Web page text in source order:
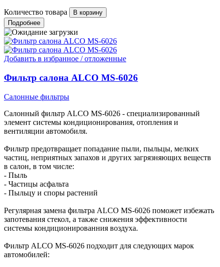
Количество товара
Подробнее
Добавить в избранное / отложенные
Фильтр салона ALCO MS-6026
Салонные фильтры
Салонный фильтр ALCO MS-6026 - специализированный
элемент системы кондиционирования, отопления и
вентиляции автомобиля.
Фильтр предотвращает попадание пыли, пыльцы, мелких
частиц, неприятных запахов и других загрязняющих веществ
в салон, в том числе:
- Пыль
- Частицы асфальта
- Пыльцу и споры растений
Регулярная замена фильтра ALCO MS-6026 поможет избежать
запотевания стекол, а также снижения эффективности
системы кондиционированния воздуха.
Фильтр ALCO MS-6026 подходит для следующих марок
автомобилей: